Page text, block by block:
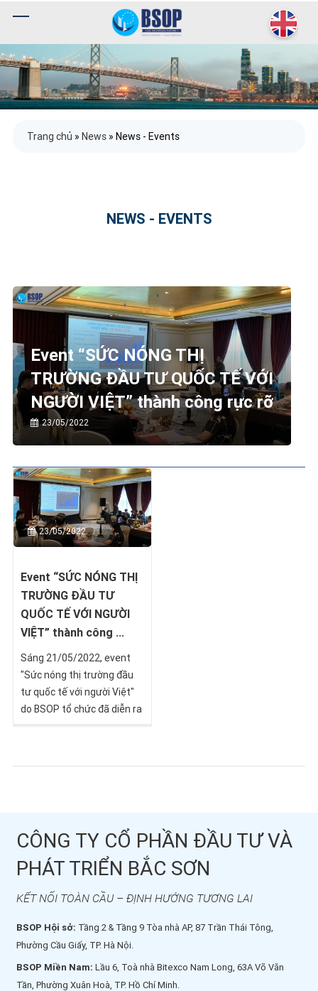
Trang chủ » News » News - Events
NEWS - EVENTS
Event “SỨC NÓNG THỊ
TRƯỜNG ĐẦU TƯ QUỐC TẾ VỚI
NGƯỜI VIỆT” thành công rực rỡ
23/05/2022
23/05/2022
Event “SỨC NÓNG THỊ
TRƯỜNG ĐẦU TƯ
QUỐC TẾ VỚI NGƯỜI
VIỆT” thành công ...
Sáng 21/05/2022, event
"Sức nóng thị trường đầu
tư quốc tế với người Việt"
do BSOP tổ chức đã diễn ra
nằm trong chuỗi các hoạt
động BSOP event được tổ
chức dựa trên quá trình
quan sát, ghi nhận và đánh
giá phản hồi từ quý nhà đầu
định cư được BSOP triển
khai.
CÔNG TY CỔ PHẦN ĐẦU TƯ VÀ
PHÁT TRIỂN BẮC SƠN
KẾT NỐI TOÀN CẦU – ĐỊNH HƯỚNG TƯƠNG LAI
BSOP Hội sở: Tầng 2 & Tầng 9 Tòa nhà AP, 87 Trần Thái Tông,
Phường Cầu Giấy, TP. Hà Nội.
BSOP Miền Nam: Lầu 6, Toà nhà Bitexco Nam Long, 63A Võ Văn
Tần, Phường Xuân Hoà, TP. Hồ Chí Minh.